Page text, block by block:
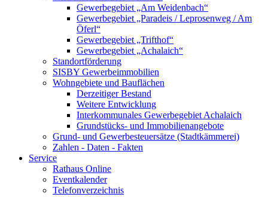
Gewerbegebiet „Am Weidenbach“
Gewerbegebiet „Paradeis / Leprosenweg / Am
Öferl“
Gewerbegebiet „Trifthof“
Gewerbegebiet „Achalaich“
Standortförderung
SISBY Gewerbeimmobilien
Wohngebiete und Bauflächen
Derzeitiger Bestand
Weitere Entwicklung
Interkommunales Gewerbegebiet Achalaich
Grundstücks- und Immobilienangebote
Grund- und Gewerbesteuersätze (Stadtkämmerei)
Zahlen - Daten - Fakten
Service
Rathaus Online
Eventkalender
Telefonverzeichnis